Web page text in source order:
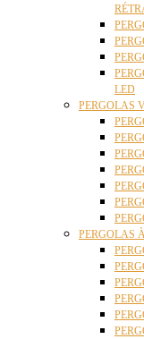
LED
PERGOLAS
PERGOLAS